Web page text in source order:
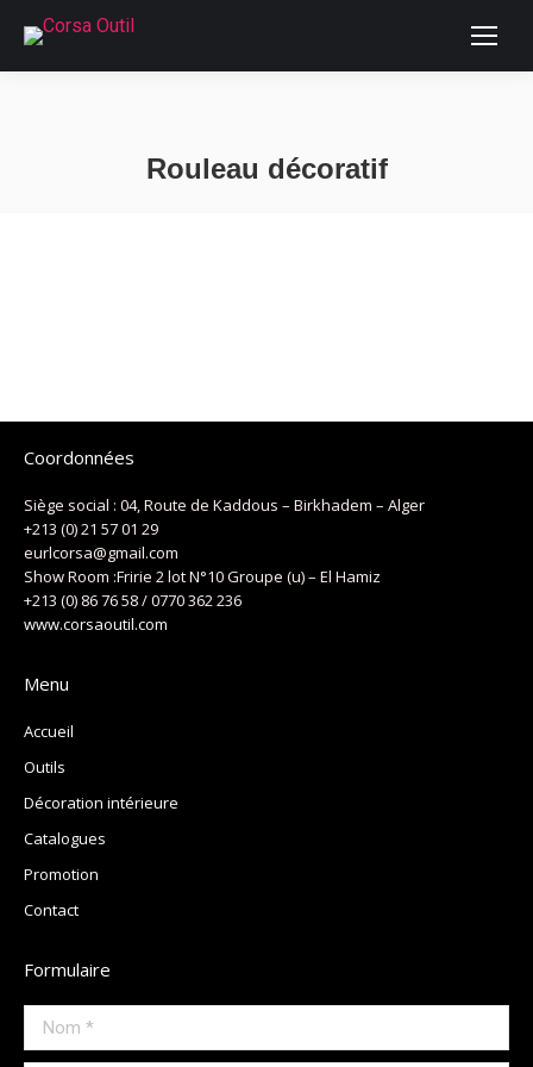
Rouleau décoratif
FAQs and issues please refer to
Coordonnées
Siège social : 04, Route de Kaddous – Birkhadem – Alger
+213 (0) 21 57 01 29
eurlcorsa@gmail.com
Show Room :Fririe 2 lot N°10 Groupe (u) – El Hamiz
+213 (0) 86 76 58 / 0770 362 236
www.corsaoutil.com
Menu
Accueil
Outils
Décoration intérieure
Catalogues
Promotion
Contact
Formulaire
Nom *